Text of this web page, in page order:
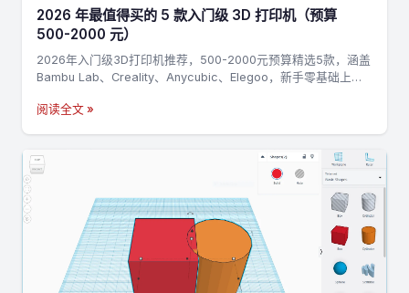
2026 年最值得买的 5 款入门级 3D 打印机（预算
500-2000 元）
2026年入门级3D打印机推荐，500-2000元预算精选5款，涵盖
Bambu Lab、Creality、Anycubic、Elegoo，新手零基础上手
阅读全文 »